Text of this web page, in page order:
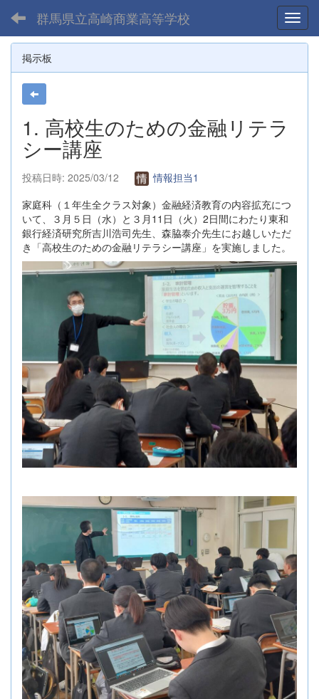
群馬県立高崎商業高等学校
掲示板
1. 高校生のための金融リテラ
シー講座
投稿日時: 2025/03/12
情報担当1
家庭科（１年生全クラス対象）金融経済教育の内容拡充につ
いて、３月５日（水）と３月11日（火）2日間にわたり東和
銀行経済研究所吉川浩司先生、森脇泰介先生にお越しいただ
き「高校生のための金融リテラシー講座」を実施しました。